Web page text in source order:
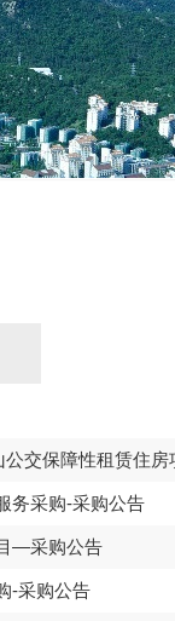
交保障性租赁住
务采购-采购公告
—采购公告
-采购公告